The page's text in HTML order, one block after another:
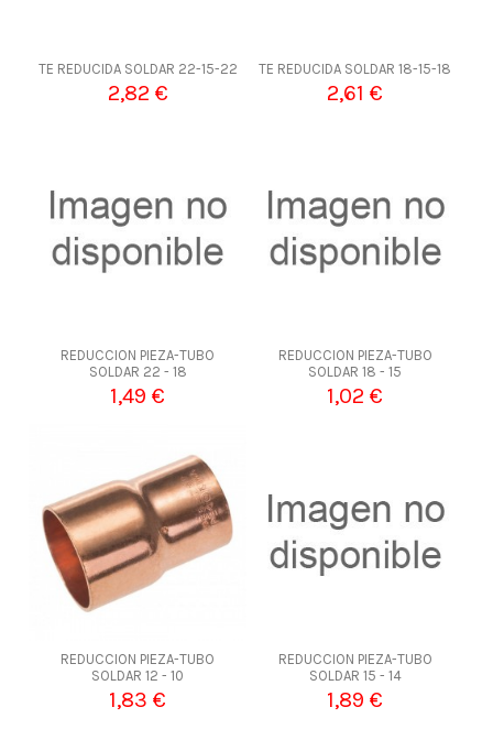
TE REDUCIDA SOLDAR 22-15-22
2,82 €
TE REDUCIDA SOLDAR 18-15-18
2,61 €
REDUCCION PIEZA-TUBO
SOLDAR 22 - 18
1,49 €
REDUCCION PIEZA-TUBO
SOLDAR 18 - 15
1,02 €
REDUCCION PIEZA-TUBO
SOLDAR 12 - 10
1,83 €
REDUCCION PIEZA-TUBO
SOLDAR 15 - 14
1,89 €